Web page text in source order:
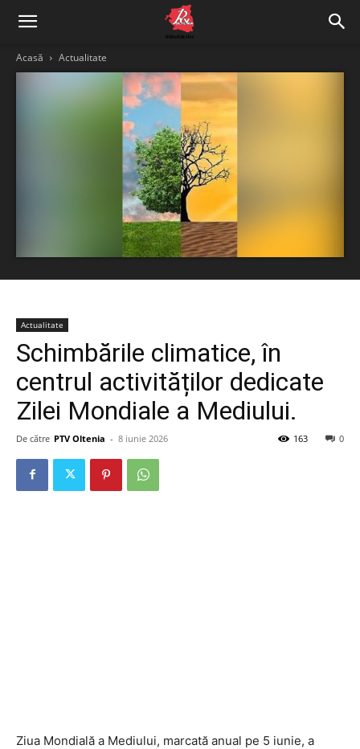
Acasă Actualitate
Actualitate
Schimbările climatice, în
centrul activităților dedicate
Zilei Mondiale a Mediului.
De către PTV Oltenia - 8 iunie 2026 0
163
Ziua Mondială a Mediului, marcată anual pe 5 iunie, a